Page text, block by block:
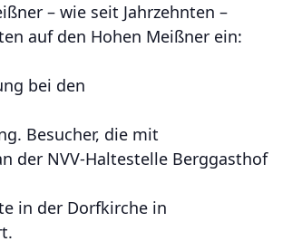
– wie seit Jahrzehnten –
auf den Hohen Meißner ein:
bei den
Besucher, die mit
der NVV-Haltestelle Berggasthof
in der Dorfkirche in